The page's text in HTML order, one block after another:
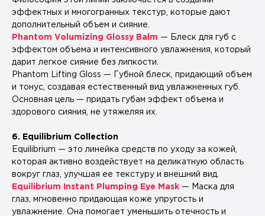
эффектных и многогранных текстур, которые дают
дополнительный объем и сияние.
Phantom Volumizing Glossy Balm — Блеск для губ с
эффектом объема и интенсивного увлажнения, который
дарит легкое сияние без липкости.
Phantom Lifting Gloss — Губной блеск, придающий объем
и тонус, создавая естественный вид увлажненных губ.
Основная цель — придать губам эффект объема и
здорового сияния, не утяжеляя их.
6. Equilibrium Collection
Equilibrium — это линейка средств по уходу за кожей,
которая активно воздействует на деликатную область
вокруг глаз, улучшая ее текстуру и внешний вид.
Equilibrium Instant Plumping Eye Mask — Маска для
глаз, мгновенно придающая коже упругость и
увлажнение. Она помогает уменьшить отечность и